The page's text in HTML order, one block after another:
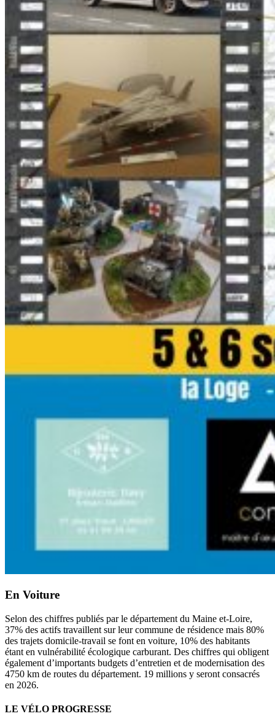
En Voiture
Selon des chiffres publiés par le département du Maine et-Loire,
37% des actifs travaillent sur leur commune de résidence mais 80%
des trajets domicile-travail se font en voiture, 10% des habitants
étant en vulnérabilité écologique carburant. Des chiffres qui obligent
également d’importants budgets d’entretien et de modernisation des
4750 km de routes du département. 19 millions y seront consacrés
en 2026.
LE VÉLO PROGRESSE